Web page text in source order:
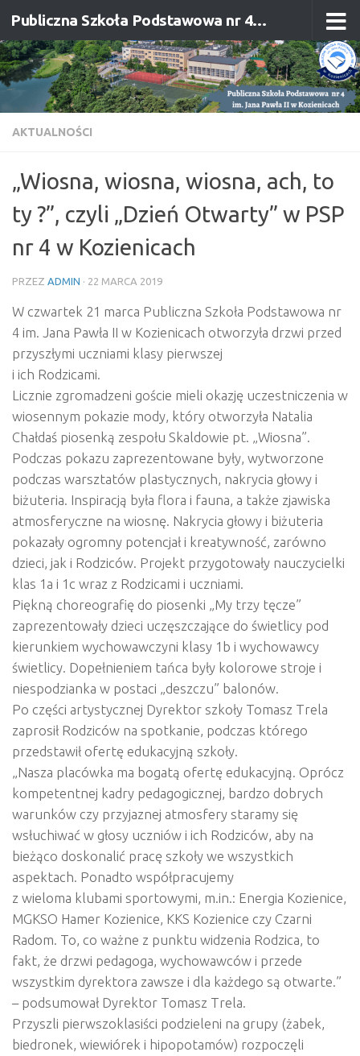
Przejdź do treści Publiczna Szkoła Podstawowa nr 4 im. Jana Pawła II w Kozienicach
AKTUALNOŚCI
„Wiosna, wiosna, wiosna, ach, to
ty ?”, czyli „Dzień Otwarty” w PSP
nr 4 w Kozienicach
PRZEZ ADMIN · 22 MARCA 2019
W czwartek 21 marca Publiczna Szkoła Podstawowa nr
4 im. Jana Pawła II w Kozienicach otworzyła drzwi przed
przyszłymi uczniami klasy pierwszej
i ich Rodzicami.
Licznie zgromadzeni goście mieli okazję uczestniczenia w
wiosennym pokazie mody, który otworzyła Natalia
Chałdaś piosenką zespołu Skaldowie pt. „Wiosna”.
Podczas pokazu zaprezentowane były, wytworzone
podczas warsztatów plastycznych, nakrycia głowy i
biżuteria. Inspiracją była flora i fauna, a także zjawiska
atmosferyczne na wiosnę. Nakrycia głowy i biżuteria
pokazały ogromny potencjał i kreatywność, zarówno
dzieci, jak i Rodziców. Projekt przygotowały nauczycielki
klas 1a i 1c wraz z Rodzicami i uczniami.
Piękną choreografię do piosenki „My trzy tęcze”
zaprezentowały dzieci uczęszczające do świetlicy pod
kierunkiem wychowawczyni klasy 1b i wychowawcy
świetlicy. Dopełnieniem tańca były kolorowe stroje i
niespodzianka w postaci „deszczu” balonów.
Po części artystycznej Dyrektor szkoły Tomasz Trela
zaprosił Rodziców na spotkanie, podczas którego
przedstawił ofertę edukacyjną szkoły.
„Nasza placówka ma bogatą ofertę edukacyjną. Oprócz
kompetentnej kadry pedagogicznej, bardzo dobrych
warunków czy przyjaznej atmosfery staramy się
wsłuchiwać w głosy uczniów i ich Rodziców, aby na
bieżąco doskonalić pracę szkoły we wszystkich
aspektach. Ponadto współpracujemy
z wieloma klubami sportowymi, m.in.: Energia Kozienice,
MGKSO Hamer Kozienice, KKS Kozienice czy Czarni
Radom. To, co ważne z punktu widzenia Rodzica, to
fakt, że drzwi pedagoga, wychowawców i przede
wszystkim dyrektora zawsze i dla każdego są otwarte.”
– podsumował Dyrektor Tomasz Trela.
Przyszli pierwszoklasiści podzieleni na grupy (żabek,
biedronek, wiewiórek i hipopotamów) rozpoczęli